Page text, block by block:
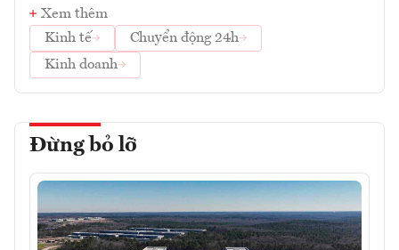
Xem thêm
Kinh tế
Chuyển động 24h
Kinh doanh
Đừng bỏ lỡ